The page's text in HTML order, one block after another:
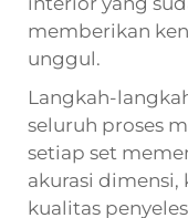
memberikan
unggul.
Langkah-
seluruh proses
setiap set
akurasi dimensi,
kualitas